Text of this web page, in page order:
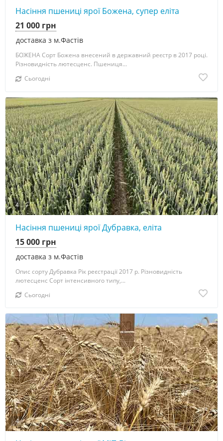
Насіння пшениці ярої Божена, супер еліта
доставка з м.Фастів
21 000 грн
БОЖЕНА Сорт Божена внесений в державний реєстр в 2017 році.
Різновидність лютесценс. Пшениця...
Сьогодні
4
Насіння пшениці ярої Дубравка, еліта
доставка з м.Фастів
15 000 грн
Опис сорту Дубравка Рік реєстрації 2017 р. Різновидність
лютесценс Сорт інтенсивного типу,...
Сьогодні
4